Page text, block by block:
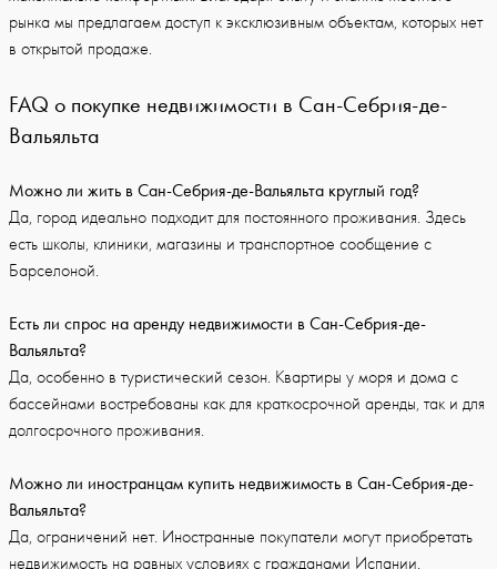
рынка мы предлагаем доступ к эксклюзивным объектам, которых нет
в открытой продаже.
FAQ о покупке недвижимости в Сан-Себрия-де-
Вальяльта
Можно ли жить в Сан-Себрия-де-Вальяльта круглый год?
Да, город идеально подходит для постоянного проживания. Здесь
есть школы, клиники, магазины и транспортное сообщение с
Барселоной.
Есть ли спрос на аренду недвижимости в Сан-Себрия-де-
Вальяльта?
Да, особенно в туристический сезон. Квартиры у моря и дома с
бассейнами востребованы как для краткосрочной аренды, так и для
долгосрочного проживания.
Можно ли иностранцам купить недвижимость в Сан-Себрия-де-
Вальяльта?
Да, ограничений нет. Иностранные покупатели могут приобретать
недвижимость на равных условиях с гражданами Испании.